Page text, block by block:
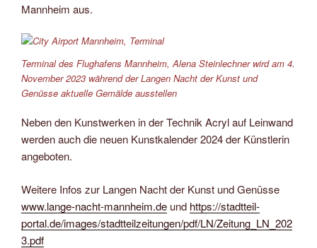
Mannheim aus.
Terminal des Flughafens Mannheim, Alena Steinlechner wird am 4.
November 2023 während der Langen Nacht der Kunst und
Genüsse aktuelle Gemälde ausstellen
Neben den Kunstwerken in der Technik Acryl auf Leinwand
werden auch die neuen Kunstkalender 2024 der Künstlerin
angeboten.
Weitere Infos zur Langen Nacht der Kunst und Genüsse
www.lange-nacht-mannheim.de und https://stadtteil-
portal.de/images/stadtteilzeitungen/pdf/LN/Zeitung_LN_202
3.pdf